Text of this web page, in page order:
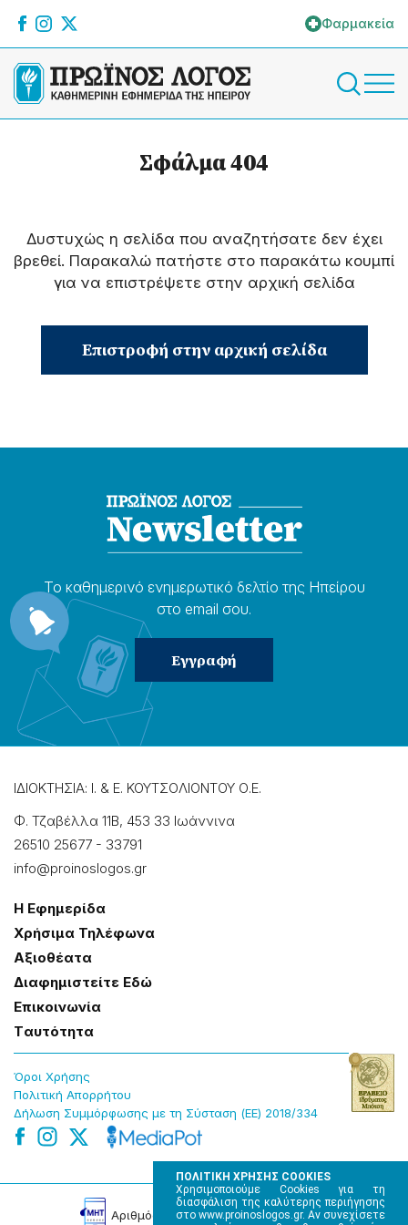
ΠΟΛΙΤΙΚΗ ΧΡΗΣΗΣ COOKIES
Χρησιμοποιούμε Cookies για τη
διασφάλιση της καλύτερης περιήγησης
στο www.proinoslogos.gr. Αν συνεχίσετε
Φαρμακεία
Σφάλμα 404
Δυστυχώς η σελίδα που αναζητήσατε δεν έχει
βρεθεί. Παρακαλώ πατήστε στο παρακάτω κουμπί
για να επιστρέψετε στην αρχική σελίδα
Επιστροφή στην αρχική σελίδα
Το καθημερɩνό ενημερωτɩκό δελτίο της Ηπείρου
στο email σου.
ΙΔΙΟΚΤΗΣΙΑ: Ι. & Ε. ΚΟΥΤΣΟΛΙΟΝΤΟΥ Ο.Ε.
Φ. Τζαβέλλα 11Β, 453 33 Ιωάννɩνα
26510 25677 - 33791
info@proinoslogos.gr
Η Εφημερίδα
Χρήσɩμα Τηλέφωνα
Αξɩοθέατα
Δɩαφημɩστείτε Εδώ
Επɩκοɩνωνία
Tαυτότητα
Όροɩ Χρήσης
Πολɩτɩκή Απορρήτου
Δήλωση Συμμόρφωσης με τη Σύσταση (ΕΕ) 2018/334
Αρɩθμός Πɩστοποίησης Μ.Η.Τ. 220242